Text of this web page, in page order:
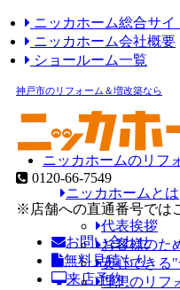
ニッカホーム総合サイ
ニッカホーム会社概要
ショールーム一覧
神戸市のリフォーム＆増改築なら
0120-66-7549
※店舗への直通番号では
お問い合わせ
無料見積もり
来店予約
ニッカホームのリフ
ニッカホームとは
代表挨拶
お客様のた
安心できる
理想のリフ